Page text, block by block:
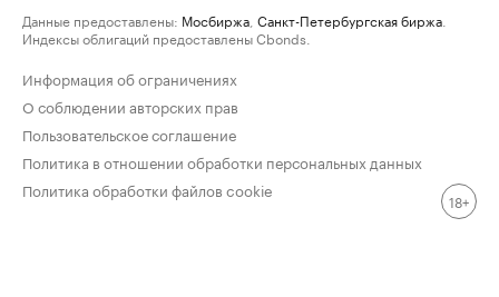
Данные предоставлены: Мосбиржа Санкт-Петербургская биржа
Индексы облигаций предоставлены Cbonds.
Информация об ограничениях
О соблюдении авторских прав
Пользовательское соглашение
Политика в отношении обработки персональных данных
Политика обработки файлов cookie
18+